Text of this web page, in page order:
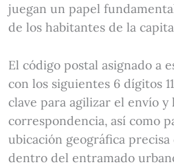
juegan un papel
de los habitantes de la
El código postal asignado a
con los siguientes 6 dígitos
clave para agilizar el envío y
correspondencia, así como
ubicación geográfica
dentro del entramado